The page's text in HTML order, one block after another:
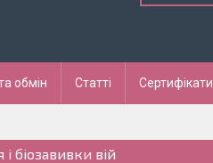
обмін Статті Сертифікати
біозавивки вій